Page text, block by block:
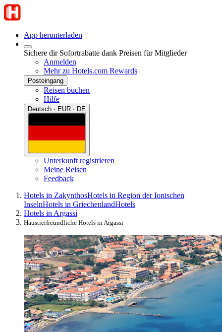
App herunterladen
Sichere dir Sofortrabatte dank Preisen für Mitglieder
Anmelden
Mehr zu Hotels.com Rewards
Posteingang
Reisen buchen
Hilfe
Deutsch · EUR · DE
Unterkunft registrieren
Meine Reisen
Feedback
Hotels in ZakynthosHotels in Region der Ionischen
InselnHotels in GriechenlandHotels
Hotels in Argassi
Haustierfreundliche Hotels in Argassi